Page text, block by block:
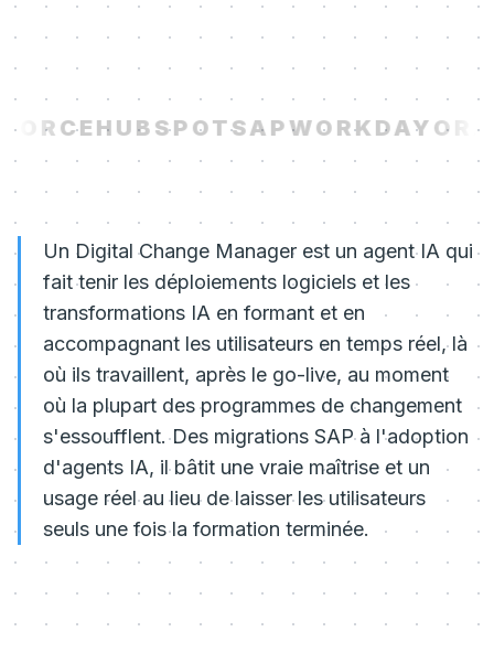
HUBSPOTSAPWORKDAY
Un Digital Change Manager est un agent IA qui
fait tenir les déploiements logiciels et les
transformations IA en formant et en
accompagnant les utilisateurs en temps réel, là
où ils travaillent, après le go-live, au moment
où la plupart des programmes de changement
s'essoufflent. Des migrations SAP à l'adoption
d'agents IA, il bâtit une vraie maîtrise et un
usage réel au lieu de laisser les utilisateurs
seuls une fois la formation terminée.